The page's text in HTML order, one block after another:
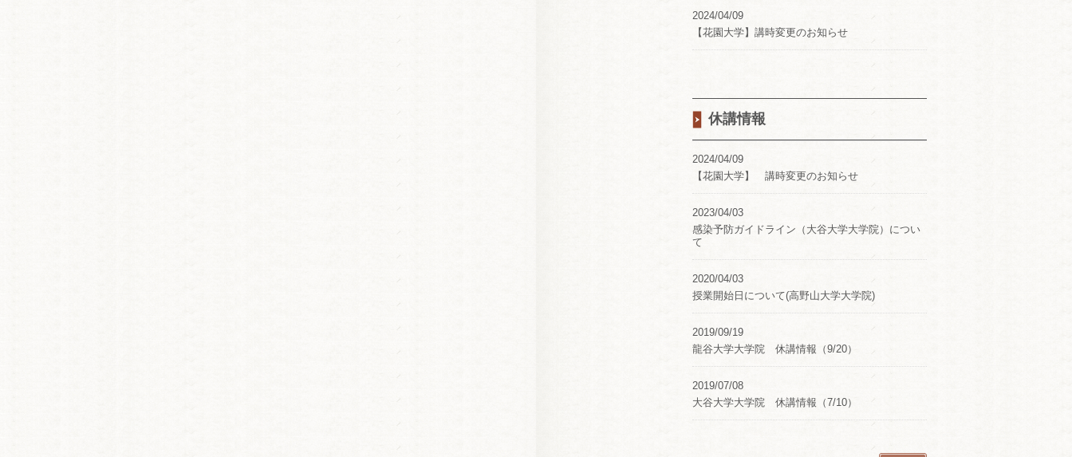
2024/04/09
【花園大学】講時変更のお知らせ
休講情報
2024/04/09
【花園大学】 講時変更のお知らせ
2023/04/03
感染予防ガイドライン（大谷大学大学院）につい
て
2020/04/03
授業開始日について(高野山大学大学院)
2019/09/19
龍谷大学大学院 休講情報（9/20）
2019/07/08
大谷大学大学院 休講情報（7/10）